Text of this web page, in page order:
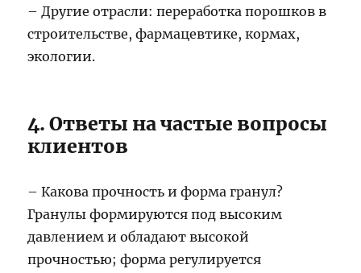
– Другие отрасли: переработка порошков в
строительстве, фармацевтике, кормах,
экологии.
4. Ответы на частые вопросы
клиентов
– Какова прочность и форма гранул?
Гранулы формируются под высоким
давлением и обладают высокой
прочностью; форма регулируется